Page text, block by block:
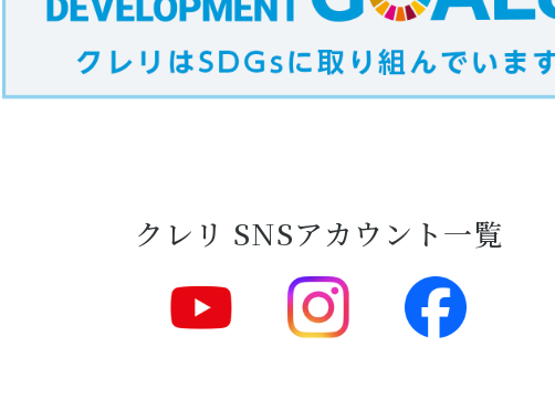
クレリ SNSアカウント一覧